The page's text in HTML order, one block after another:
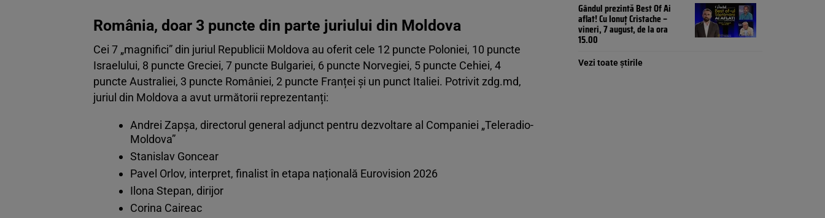
România, doar 3 puncte din parte juriului din Moldova
Cei 7 „magnifici” din juriul Republicii Moldova au oferit cele 12 puncte Poloniei, 10 puncte
Israelului, 8 puncte Greciei, 7 puncte Bulgariei, 6 puncte Norvegiei, 5 puncte Cehiei, 4
puncte Australiei, 3 puncte României, 2 puncte Franței și un punct Italiei. Potrivit zdg.md,
juriul din Moldova a avut următorii reprezentanți:
Andrei Zapșa, directorul general adjunct pentru dezvoltare al Companiei „Teleradio-
Moldova”
Stanislav Goncear
Pavel Orlov, interpret, finalist în etapa națională Eurovision 2026
Ilona Stepan, dirijor
Corina Caireac
Gândul prezintă Best Of Ai
aflat! Cu Ionuț Cristache –
vineri, 7 august, de la ora
15.00
Vezi toate știrile